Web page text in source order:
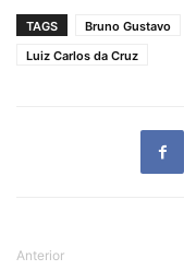
TAGS Bruno Gustavo
Luiz Carlos da Cruz
Anterior